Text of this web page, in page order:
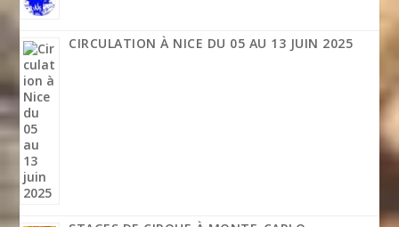
CIRCULATION À NICE DU 05 AU 13 JUIN 2025